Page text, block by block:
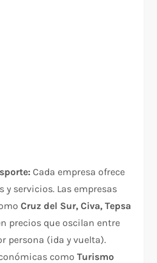
Cada empresa ofrece
y servicios. Las empresas
Cruz del Sur, Civa, Tepsa
precios que oscilan entre
persona (ida y vuelta).
comoTurismo